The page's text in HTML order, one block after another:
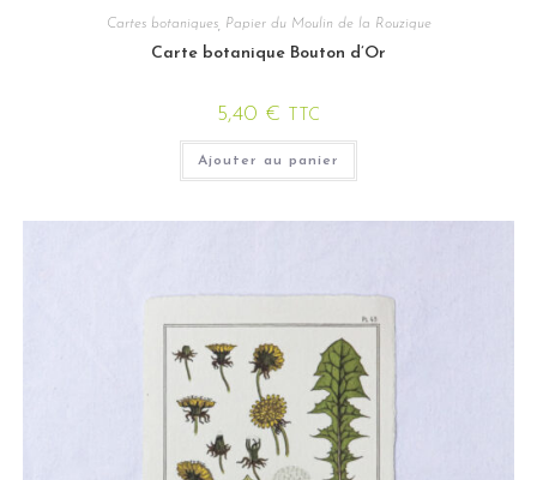
Cartes botaniques, Papier du Moulin de la Rouzique
Carte botanique Bouton d’Or
5,40 € TTC
Ajouter au panier